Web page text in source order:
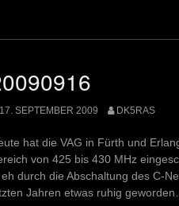
17. SEPTEMBER 2009 DK5RAS
hat die VAG in Fürth und
von 425 bis 430 MHz
eh durch die Abschaltung des C-
Jahren etwas ruhig